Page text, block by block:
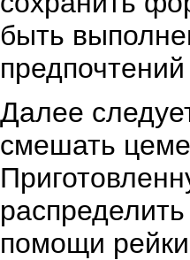
быть
Далее
смешать
помощи